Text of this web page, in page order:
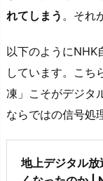
れてしまう 。それ
以下のようにNHK
しています。こち
凍」こそがデジタ
ならではの信号処
地上デジタル